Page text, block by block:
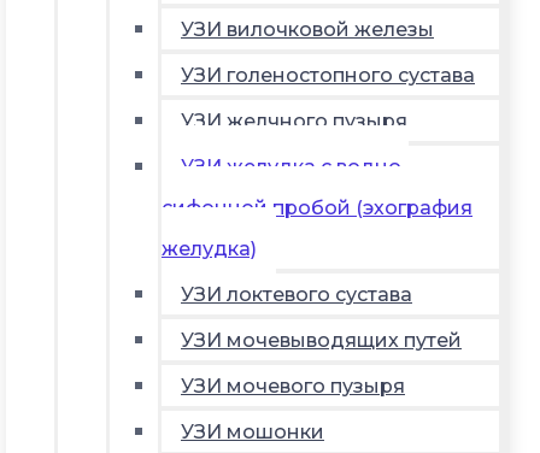
УЗИ вилочковой железы
УЗИ голеностопного сустава
УЗИ желчного пузыря
УЗИ желудка с водно-
сифонной пробой (эхография
желудка)
УЗИ локтевого сустава
УЗИ мочевыводящих путей
УЗИ мочевого пузыря
УЗИ мошонки